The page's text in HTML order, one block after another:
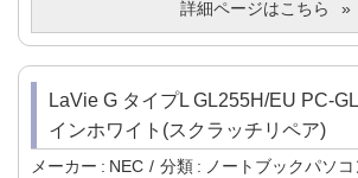
詳細ページはこちら
LaVie G タイプL GL255H/EU PC-
インホワイト(スクラッチリペア)
メーカー NEC 分類
ノートブックパソコ